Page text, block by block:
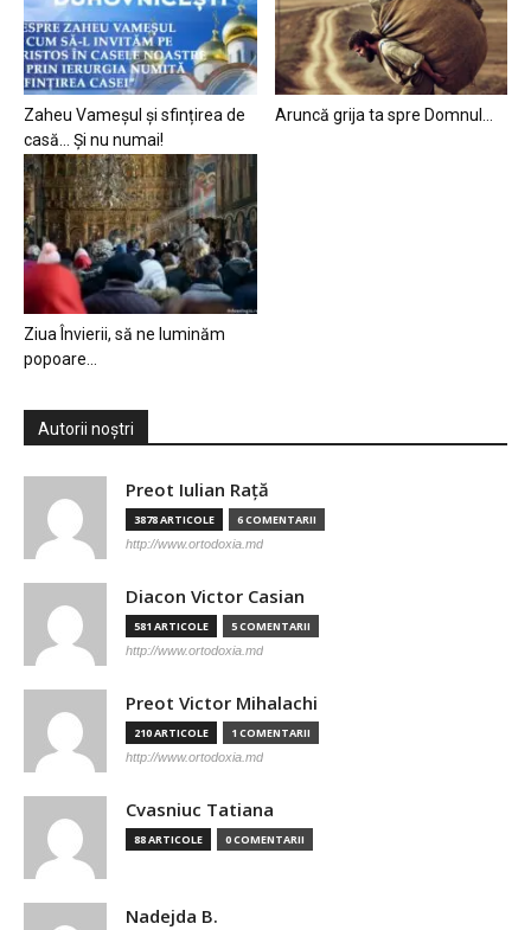
Zaheu Vameșul și sfințirea de
casă… Și nu numai!
Aruncă grija ta spre Domnul…
Ziua Învierii, să ne luminăm
popoare…
Autorii noștri
Preot Iulian Raţă
3878 ARTICOLE 6 COMENTARII
http://www.ortodoxia.md
Diacon Victor Casian
581 ARTICOLE 5 COMENTARII
http://www.ortodoxia.md
Preot Victor Mihalachi
210 ARTICOLE 1 COMENTARII
http://www.ortodoxia.md
Cvasniuc Tatiana
88 ARTICOLE 0 COMENTARII
Nadejda B.